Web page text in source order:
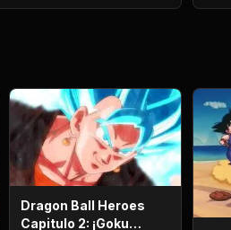
Dragon Ball Heroes
Capitulo 2: ¡Goku